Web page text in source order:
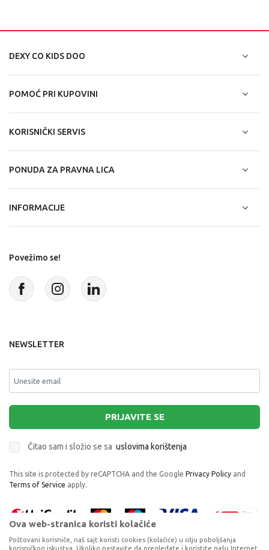
DEXY CO KIDS DOO
POMOĆ PRI KUPOVINI
KORISNIČKI SERVIS
PONUDA ZA PRAVNA LICA
INFORMACIJE
Povežimo se!
NEWSLETTER
PRIJAVITE SE
Čitao sam i složio se sa uslovima korištenja
This site is protected by reCAPTCHA and the Google Privacy Policy and
Terms of Service apply.
Ova web-stranica koristi kolačiće
Poštovani korisniče, naš sajt koristi cookies (kolačiće) u cilju poboljšanja
korisničkog iskustva. Ukoliko nastavite da pregledate i koristite našu Internet